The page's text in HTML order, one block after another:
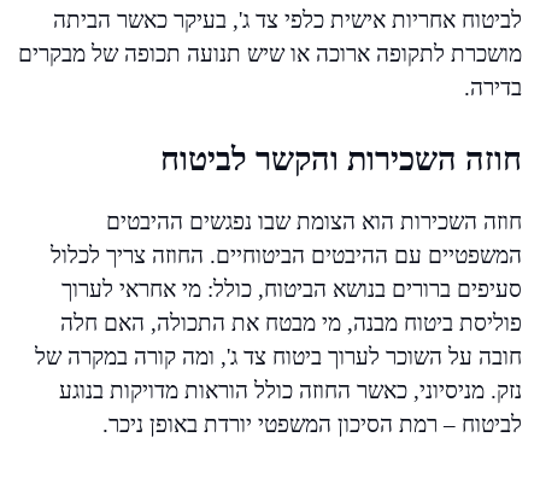
לביטוח אחריות אישית כלפי צד ג', בעיקר כאשר הביתה
מושכרת לתקופה ארוכה או שיש תנועה תכופה של מבקרים
בדירה.
חוזה השכירות והקשר לביטוח
חוזה השכירות הוא הצומת שבו נפגשים ההיבטים
המשפטיים עם ההיבטים הביטוחיים. החוזה צריך לכלול
סעיפים ברורים בנושא הביטוח, כולל: מי אחראי לערוך
פוליסת ביטוח מבנה, מי מבטח את התכולה, האם חלה
חובה על השוכר לערוך ביטוח צד ג', ומה קורה במקרה של
נזק. מניסיוני, כאשר החוזה כולל הוראות מדויקות בנוגע
לביטוח – רמת הסיכון המשפטי יורדת באופן ניכר.